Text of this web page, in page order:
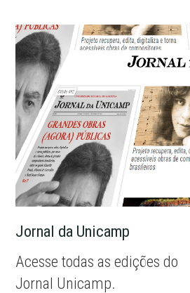
Jornal da Unicamp
Acesse todas as edições do
Jornal Unicamp.